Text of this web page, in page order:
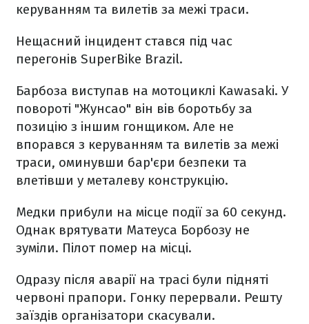
керуванням та вилетів за межі траси.
Нещасний інцидент стався під час
перегонів SuperBike Brazil.
Барбоза виступав на мотоциклі Kawasaki. У
повороті "Жунсао" він вів боротьбу за
позицію з іншим гонщиком. Але не
впорався з керуванням та вилетів за межі
траси, оминувши бар'єри безпеки та
влетівши у металеву конструкцію.
Медки прибули на місце події за 60 секунд.
Однак врятувати Матеуса Борбозу не
зуміли. Пілот помер на місці.
Одразу після аварії на трасі були підняті
червоні прапори. Гонку перервали. Решту
заїздів організатори скасували.